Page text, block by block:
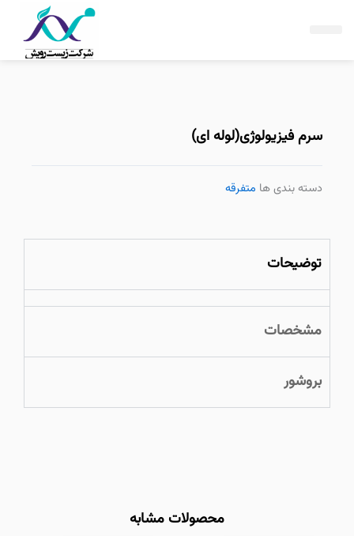
سرم فیزیولوژی(لوله ای)
دسته بندی ها متفرقه
توضیحات
مشخصات
بروشور
محصولات مشابه